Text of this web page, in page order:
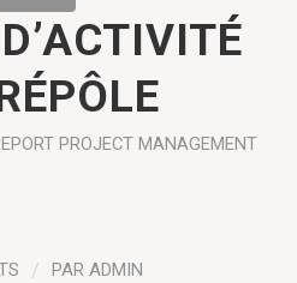
PROJECT MANAGEMENT
/ PARADMIN